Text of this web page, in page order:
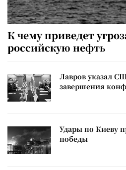
К чему приведет
российскую нефть
Лавров указал
завершения
Удары по Киеву
победы